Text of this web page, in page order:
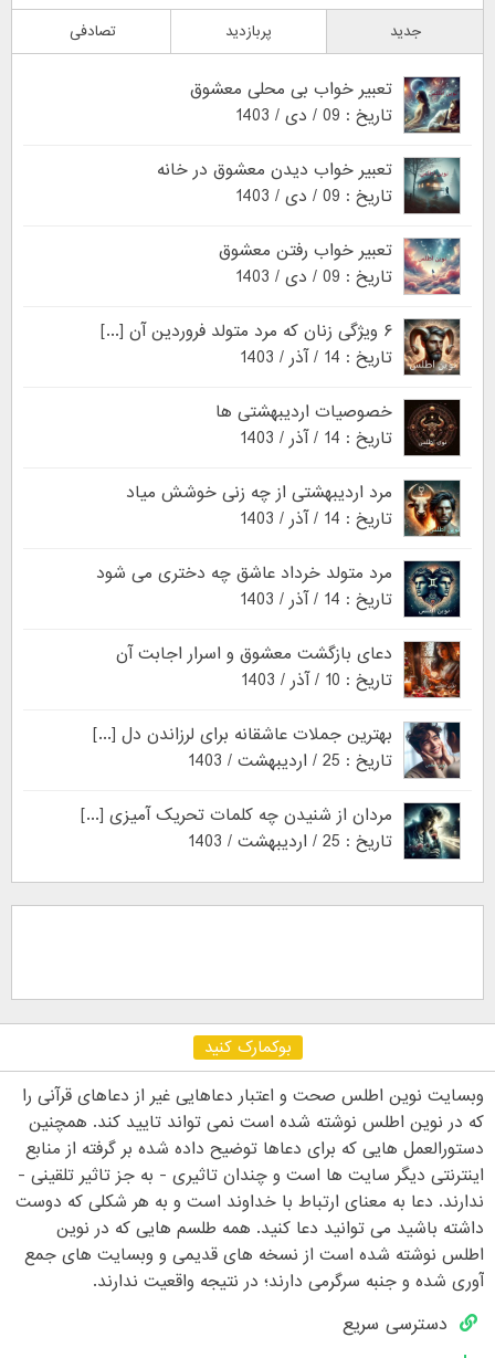
جدید پربازدید تصادفی
تعبیر خواب بی محلی معشوق
تاریخ : 09 / دی / 1403
تعبیر خواب دیدن معشوق در خانه
تاریخ : 09 / دی / 1403
تعبیر خواب رفتن معشوق
تاریخ : 09 / دی / 1403
۶ ویژگی زنان که مرد متولد فروردین آن [...]
تاریخ : 14 / آذر / 1403
خصوصیات اردیبهشتی ها
تاریخ : 14 / آذر / 1403
مرد اردیبهشتی از چه زنی خوشش میاد
تاریخ : 14 / آذر / 1403
مرد متولد خرداد عاشق چه دختری می شود
تاریخ : 14 / آذر / 1403
دعای بازگشت معشوق و اسرار اجابت آن
تاریخ : 10 / آذر / 1403
بهترین جملات عاشقانه برای لرزاندن دل [...]
تاریخ : 25 / اردیبهشت / 1403
مردان از شنیدن چه کلمات تحریک آمیزی [...]
تاریخ : 25 / اردیبهشت / 1403
بوکمارک کنید
وبسایت نوین اطلس صحت و اعتبار دعاهایی غیر از دعاهای قرآنی را
که در نوین اطلس نوشته شده است نمی تواند تایید کند. همچنین
دستورالعمل هایی که برای دعاها توضیح داده شده بر گرفته از منابع
اینترنتی دیگر سایت ها است و چندان تاثیری - به جز تاثیر تلقینی -
ندارند. دعا به معنای ارتباط با خداوند است و به هر شکلی که دوست
داشته باشید می توانید دعا کنید. همه طلسم هایی که در نوین
اطلس نوشته شده است از نسخه های قدیمی و وبسایت های جمع
آوری شده و جنبه سرگرمی دارند؛ در نتیجه واقعیت ندارند.
دسترسی سریع